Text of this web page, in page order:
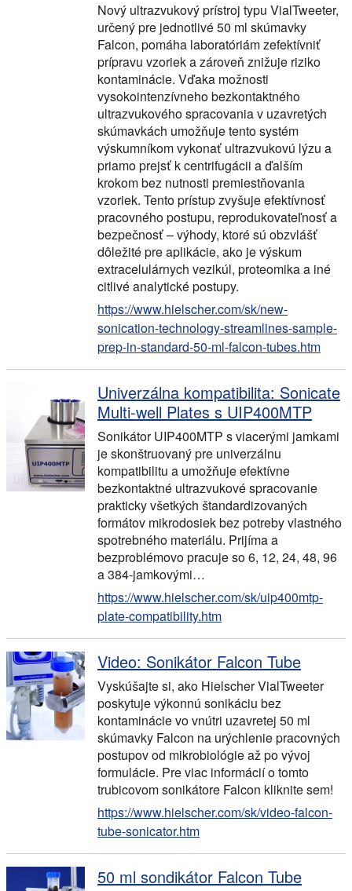
Nový ultrazvukový prístroj typu VialTweeter,
určený pre jednotlivé 50 ml skúmavky
Falcon, pomáha laboratóriám zefektívniť
prípravu vzoriek a zároveň znižuje riziko
kontaminácie. Vďaka možnosti
vysokointenzívneho bezkontaktného
ultrazvukového spracovania v uzavretých
skúmavkách umožňuje tento systém
výskumníkom vykonať ultrazvukovú lýzu a
priamo prejsť k centrifugácii a ďalším
krokom bez nutnosti premiestňovania
vzoriek. Tento prístup zvyšuje efektívnosť
pracovného postupu, reprodukovateľnosť a
bezpečnosť – výhody, ktoré sú obzvlášť
dôležité pre aplikácie, ako je výskum
extracelulárnych vezikúl, proteomika a iné
citlivé analytické postupy.
https://www.hielscher.com/sk/new-
sonication-technology-streamlines-sample-
prep-in-standard-50-ml-falcon-tubes.htm
Univerzálna kompatibilita: Sonicate
Multi-well Plates s UIP400MTP
Sonikátor UIP400MTP s viacerými jamkami
je skonštruovaný pre univerzálnu
kompatibilitu a umožňuje efektívne
bezkontaktné ultrazvukové spracovanie
prakticky všetkých štandardizovaných
formátov mikrodosiek bez potreby vlastného
spotrebného materiálu. Prijíma a
bezproblémovo pracuje so 6, 12, 24, 48, 96
a 384-jamkovými…
https://www.hielscher.com/sk/uip400mtp-
plate-compatibility.htm
Video: Sonikátor Falcon Tube
Vyskúšajte si, ako Hielscher VialTweeter
poskytuje výkonnú sonikáciu bez
kontaminácie vo vnútri uzavretej 50 ml
skúmavky Falcon na urýchlenie pracovných
postupov od mikrobiológie až po vývoj
formulácie. Pre viac informácií o tomto
trubicovom sonikátore Falcon kliknite sem!
https://www.hielscher.com/sk/video-falcon-
tube-sonicator.htm
50 ml sondikátor Falcon Tube